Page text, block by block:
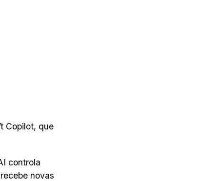
Copilot, que
controla
novas